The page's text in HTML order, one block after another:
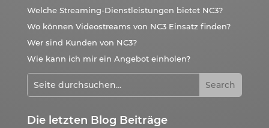
Welche Streaming-Dienstleistungen bietet NC3?
Wo können Videostreams von NC3 Einsatz finden?
Wer sind Kunden von NC3?
Wie kann ich mir ein Angebot einholen?
Die letzten Blog Beiträge